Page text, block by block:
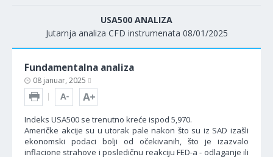
USA500 ANALIZA
Jutarnja analiza CFD instrumenata 08/01/2025
Fundamentalna analiza
08 januar, 2025
Indeks USA500 se trenutno kreće ispod 5,970.
Američke akcije su u utorak pale nakon što su iz SAD izašli
ekonomski podaci bolji od očekivanih, što je izazvalo
inflacione strahove i posledičnu reakciju FED-a - odlaganje ili